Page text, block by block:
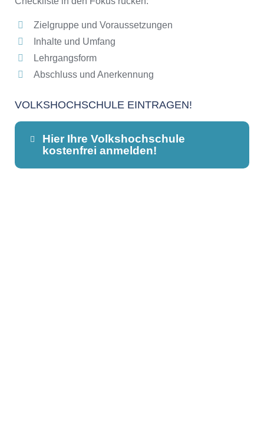
Zielgruppe und Voraussetzungen
Inhalte und Umfang
Lehrgangsform
Abschluss und Anerkennung
VOLKSHOCHSCHULE EINTRAGEN!
Hier Ihre Volkshochschule
kostenfrei anmelden!